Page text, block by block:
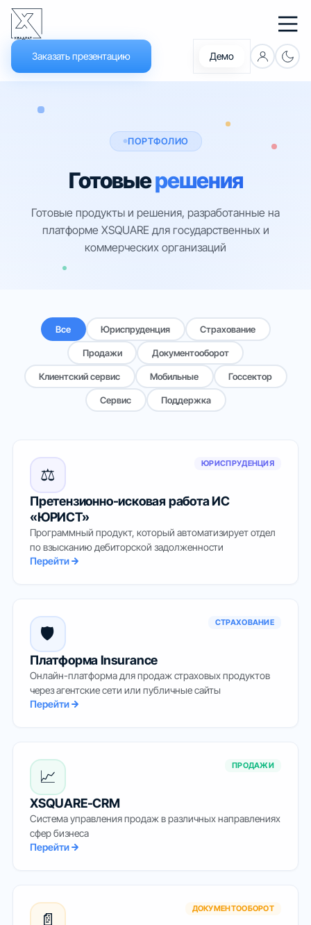
Что нового
Обучение
Новости
Платформа
Тарифы
Облака
Партнеры
Демо
Заказать презентацию
ПОРТФОЛИО
Готовыерешения
Готовые продукты и решения, разработанные на
платформе XSQUARE для государственных и
коммерческих организаций
Все Юриспруденция Страхование
Продажи Документооборот
Клиентский сервис Мобильные Госсектор
Сервис Поддержка
⚖️
ЮРИСПРУДЕНЦИЯ
Претензионно-исковая работа ИС
«ЮРИСТ»
Программный продукт, который автоматизирует отдел
по взысканию дебиторской задолженности
Перейти
🛡️
СТРАХОВАНИЕ
Платформа Insurance
Онлайн-платформа для продаж страховых продуктов
через агентские сети или публичные сайты
Перейти
📈
ПРОДАЖИ
XSQUARE-CRM
Система управления продаж в различных направлениях
сфер бизнеса
Перейти
📄
ДОКУМЕНТООБОРОТ